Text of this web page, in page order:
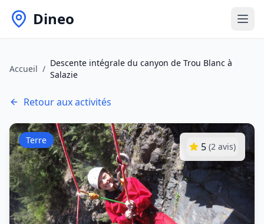
Dineo
Accueil /
Descente intégrale du canyon de Trou Blanc à
Salazie
Retour aux activités
Terre
5 (2 avis)